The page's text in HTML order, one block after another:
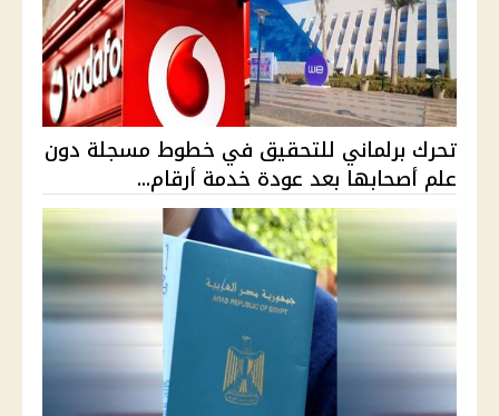
تحرك برلماني للتحقيق في خطوط مسجلة دون
علم أصحابها بعد عودة خدمة أرقام...